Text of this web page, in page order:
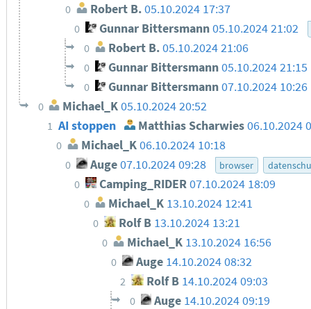
0 Robert B.05.10.2024 17:37
0 Gunnar Bittersmann05.10.2024 21:02
0 Robert B.05.10.2024 21:06
0 Gunnar Bittersmann05.10.2024 21:15
0 Gunnar Bittersmann07.10.2024 10:26
0 Michael_K05.10.2024 20:52
1 AI stoppen Matthias Scharwies06.10.2024
0 Michael_K06.10.2024 10:18
0 Auge07.10.2024 09:28 browser
0 Camping_RIDER07.10.2024 18:09
0 Michael_K 13.10.2024 12:41
0 Rolf B 13.10.2024 13:21
0 Michael_K 13.10.2024 16:56
0 Auge 14.10.2024 08:32
2 Rolf B 14.10.2024 09:03
0 Auge 14.10.2024 09:19